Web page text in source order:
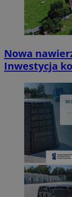
Nowa
Inwestycja